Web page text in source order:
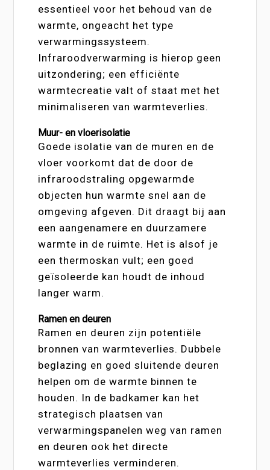
essentieel voor het behoud van de
warmte, ongeacht het type
verwarmingssysteem.
Infraroodverwarming is hierop geen
uitzondering; een efficiënte
warmtecreatie valt of staat met het
minimaliseren van warmteverlies.
Muur- en vloerisolatie
Goede isolatie van de muren en de
vloer voorkomt dat de door de
infraroodstraling opgewarmde
objecten hun warmte snel aan de
omgeving afgeven. Dit draagt bij aan
een aangenamere en duurzamere
warmte in de ruimte. Het is alsof je
een thermoskan vult; een goed
geïsoleerde kan houdt de inhoud
langer warm.
Ramen en deuren
Ramen en deuren zijn potentiële
bronnen van warmteverlies. Dubbele
beglazing en goed sluitende deuren
helpen om de warmte binnen te
houden. In de badkamer kan het
strategisch plaatsen van
verwarmingspanelen weg van ramen
en deuren ook het directe
warmteverlies verminderen.